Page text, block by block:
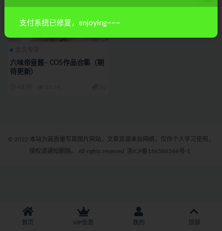
六味帝皇酱– COS作品合集（期
待更新）
© 2022 本站为高质量写真图片网站，文章资源来自网络，仅作个人学习使用，
侵权请通知删除。 All rights reserved
浙ICP备186586346号-1
首页 VIP会员 我的 顶部
支付系统已修复，enjoying~~~